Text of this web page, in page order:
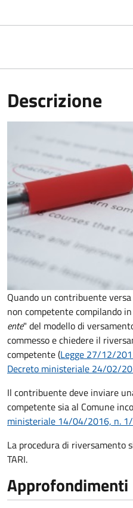
Descrizione
Quando un contribuente
non competente compilando
ente" del modello di
commesso e chiedere il
competente (Legge 27/12/
Decreto ministeriale 24/02/
Il contribuente deve inviare
competente sia al Comune
ministeriale 14/04/2016, n.
La procedura di riversamento
TARI.
Approfondimenti